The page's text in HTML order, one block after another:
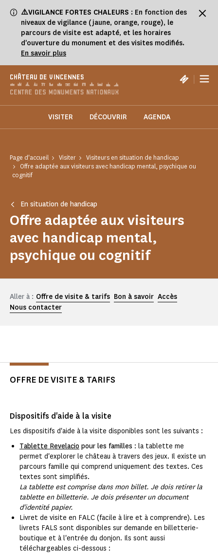
⚠️VIGILANCE FORTES CHALEURS : En fonction des
niveaux de vigilance (jaune, orange, rouge), le
parcours de visite est adapté, et les horaires
d'ouverture du monument et des visites modifiés.
En savoir plus
CHÂTEAU DE VINCENNES |
VISITER DÉCOUVRIR AGENDA
Page d'accueil Visiter
Visiteurs en situation de handicap
Offre adaptée aux visiteurs avec handicap mental, psychique ou
cognitif
En situation de handicap
Offre adaptée aux visiteurs
avec handicap mental,
psychique ou cognitif
Aller à : Offre de visite & tarifs Bon à savoir Accès
Nous contacter
OFFRE DE VISITE & TARIFS
Dispositifs d'aide à la visite
Les dispositifs d'aide à la visite disponibles sont les suivants :
Tablette Revelacio pour les familles : la tablette me
permet d'explorer le château à travers des jeux. Il existe un
parcours famille qui comprend uniquement des textes. Ces
textes sont simplifiés.
La tablette est comprise dans mon billet. Je dois retirer la
tablette en billetterie. Je dois présenter un document
d'identité papier.
Livret de visite en FALC (facile à lire et à comprendre). Les
livrets FALS sont disponibles sur demande en billetterie-
boutique et à l'entrée du donjon. Ils sont aussi
téléchargeables ci-dessous :